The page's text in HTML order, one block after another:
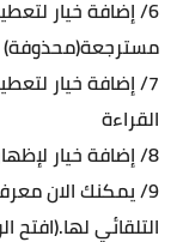
6/ إضافة خيار
مسترجعة(محذوفة)
7/ إضافة خيار
القراءة
8/ إضافة خيار لإظهار ايقونة الفيديو في المحادثة
9/ يمكنك الان
التلقائي